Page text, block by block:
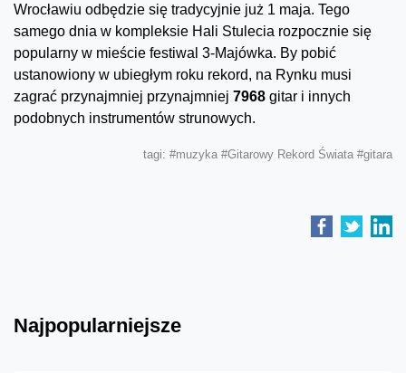
Wrocławiu odbędzie się tradycyjnie już 1 maja. Tego
samego dnia w kompleksie Hali Stulecia rozpocznie się
popularny w mieście festiwal 3-Majówka. By pobić
ustanowiony w ubiegłym roku rekord, na Rynku musi
zagrać przynajmniej przynajmniej 7968 gitar i innych
podobnych instrumentów strunowych.
tagi: #muzyka #Gitarowy Rekord Świata #gitara
Najpopularniejsze